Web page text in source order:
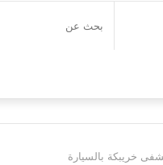
خريبكة بالسيارة